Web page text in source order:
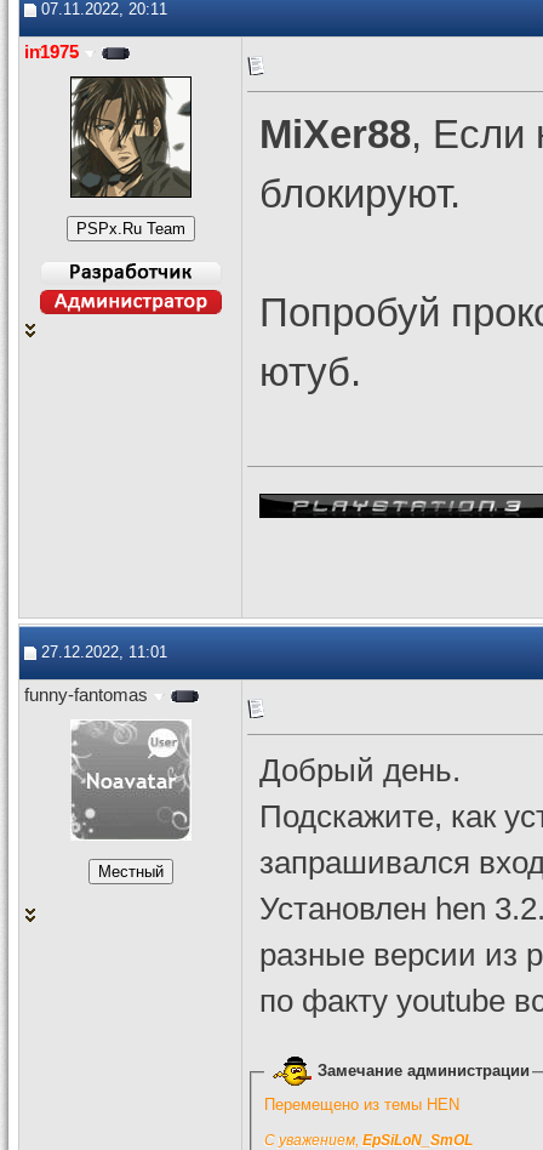
07.11.2022, 20:11
in1975
MiXer88, Если
блокируют.
Попробуй
ютуб.
27.12.2022, 11:01
funny-fantomas
Добрый день.
Подскажите, как
запрашивался
Установлен hen
разные версии из
по факту youtube
Замечание администрации
Перемещено из темы HEN
С уважением, EpSiLoN_SmOL